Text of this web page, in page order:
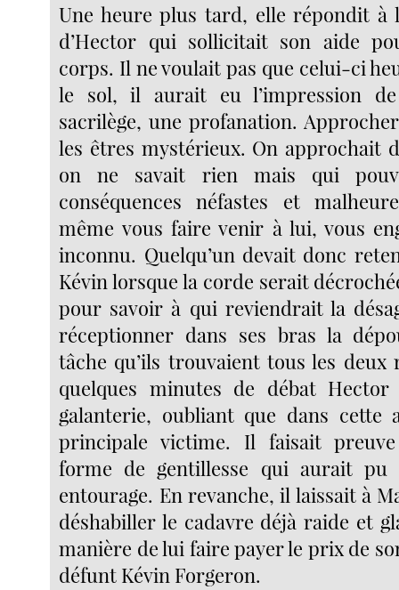
Une heure plus tard, elle répondit à
d’Hector qui sollicitait son aide
corps. Il ne voulait pas que celui-ci
le sol, il aurait eu l’impression
sacrilège, une profanation.
les êtres mystérieux. On approchait
on ne savait rien mais qui
conséquences néfastes et
même vous faire venir à lui, vous
inconnu. Quelqu’un devait donc
Kévin lorsque la corde serait
pour savoir à qui reviendrait la
réceptionner dans ses bras la
tâche qu’ils trouvaient tous les deux
quelques minutes de débat
galanterie, oubliant que dans
principale victime. Il faisait preuve
forme de gentillesse qui aurait pu
entourage. En revanche, il laissait à
déshabiller le cadavre déjà raide et
manière de lui faire payer le prix de
défunt Kévin Forgeron.